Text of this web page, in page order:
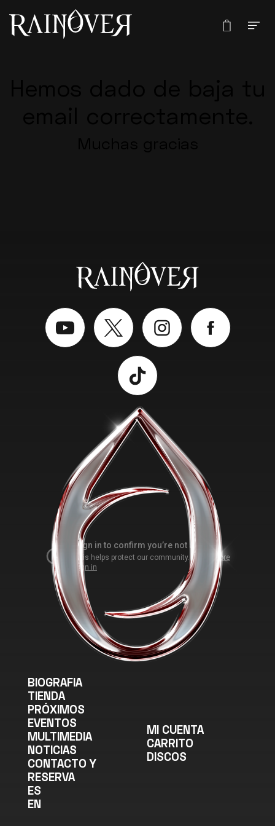
BIOGRAFIA
TIENDA
PRÓXIMOS
EVENTOS
MULTIMEDIA
NOTICIAS
CONTACTO Y
RESERVA
ES
EN
MI CUENTA
CARRITO
DISCOS